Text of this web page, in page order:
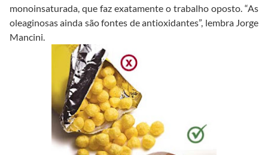
monoinsaturada, que faz exatamente o trabalho oposto. “As
oleaginosas ainda são fontes de antioxidantes”, lembra Jorge
Mancini.